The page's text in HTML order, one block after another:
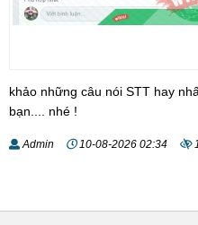
khảo những câu nói STT hay
bạn.... nhé !
Admin 10-08-2026 02:34